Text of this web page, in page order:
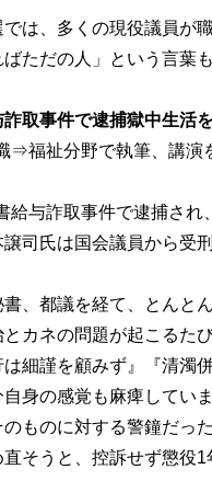
では、多くの現役議員が
ただの人」という言葉
取事件で逮捕獄中生活
⇒福祉分野で執筆、講演
給与詐取事件で逮捕さ
司氏は国会議員から受
書、都議を経て、とんと
とカネの問題が起こるた
は細謹を顧みず』『清濁
身の感覚も麻痺してい
ものに対する警鐘だっ
そうと、控訴せず懲役